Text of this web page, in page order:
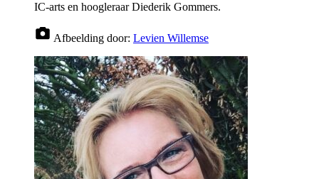
IC-arts en hoogleraar Diederik Gommers.
Afbeelding door: Levien Willemse